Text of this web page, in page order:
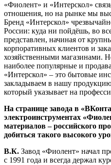
«Фиолент» и «Интерскол»
отношения, но на рынке мы
Бренд «Интерскол»
России: куда ни пойдёшь, во
представлен, начиная от
корпоративных клиентов и
хозяйственными магазинами.
наиболее популярные и
«Интерскол» – это бытовые
закладываем в нашу
который указывает на
На странице завода в
электроинструментах
материалов – российского
добиться такого высокого
В.К. Завод «Фиолент» начал
с 1991 года и всегда держал